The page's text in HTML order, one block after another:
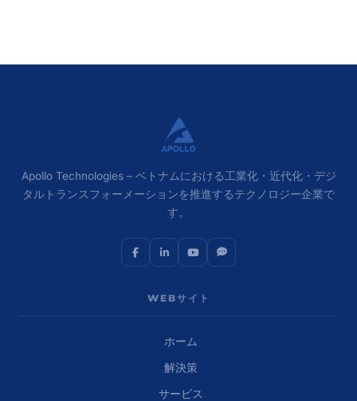
Apollo Technologies – ベトナムにおける工業化・近代化・デジ
タルトランスフォーメーションを推進するテクノロジー企業で
す。
WEBサイト
ホーム
解決策
サービス